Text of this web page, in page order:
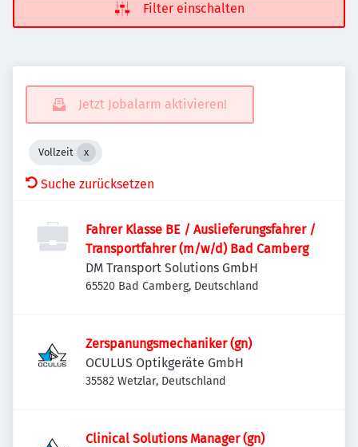
Filter einschalten
Jetzt Jobalarm aktivieren!
Vollzeit
Suche zurücksetzen
Fahrer Klasse BE / Auslieferungsfahrer /
Transportfahrer (m/w/d) Bad Camberg
DM Transport Solutions GmbH
65520 Bad Camberg, Deutschland
Zerspanungsmechaniker (gn)
OCULUS Optikgeräte GmbH
35582 Wetzlar, Deutschland
Clinical Solutions Manager (gn)